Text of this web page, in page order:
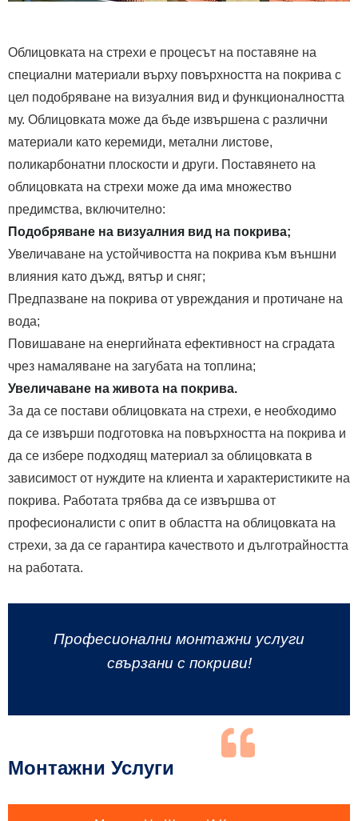
Монтажни Услуги
Облицовката на стрехи е процесът на поставяне на
специални материали върху повърхността на покрива с
цел подобряване на визуалния вид и функционалността
му. Облицовката може да бъде извършена с различни
материали като керемиди, метални листове,
поликарбонатни плоскости и други. Поставянето на
облицовката на стрехи може да има множество
предимства, включително:
Подобряване на визуалния вид на покрива;
Увеличаване на устойчивостта на покрива към външни
влияния като дъжд, вятър и сняг;
Предпазване на покрива от увреждания и протичане на
вода;
Повишаване на енергийната ефективност на сградата
чрез намаляване на загубата на топлина;
Увеличаване на живота на покрива.
За да се постави облицовката на стрехи, е необходимо
да се извърши подготовка на повърхността на покрива и
да се избере подходящ материал за облицовката в
зависимост от нуждите на клиента и характеристиките на
покрива. Работата трябва да се извършва от
професионалисти с опит в областта на облицовката на
стрехи, за да се гарантира качеството и дълготрайността
на работата.
Професионални монтажни услуги
свързани с покриви!